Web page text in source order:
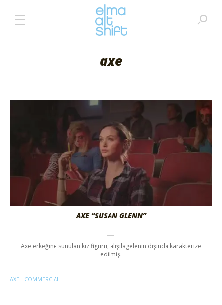
axe
AXE “SUSAN GLENN”
Axe erkeğine sunulan kız figürü, alışılagelenin dışında karakterize
edilmiş.
AXE COMMERCIAL